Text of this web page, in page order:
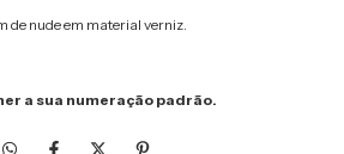
de nude em material verniz.
a sua numeração padrão.